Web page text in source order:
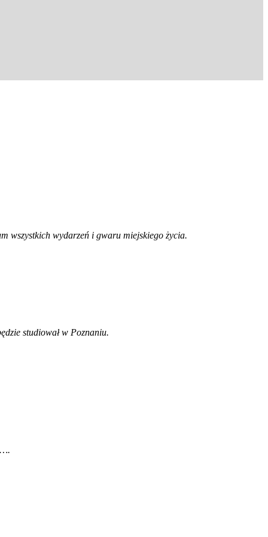
wszystkich wydarzeń i gwaru miejskiego życia.
studiował w Poznaniu.
.